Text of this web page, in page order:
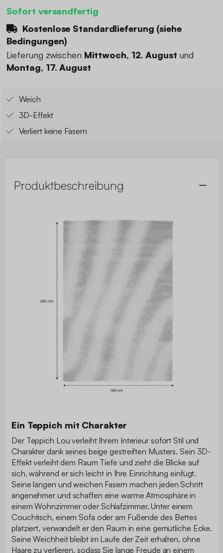
Sofort versandfertig
Kostenlose Standardlieferung (siehe
Bedingungen)
Lieferung zwischen Mittwoch, 12. August und
Montag, 17. August
Weich
3D-Effekt
Verliert keine Fasern
Produktbeschreibung
Ein Teppich mit Charakter
Der Teppich Lou verleiht Ihrem Interieur sofort Stil und
Charakter dank seines beige gestreiften Musters. Sein 3D-
Effekt verleiht dem Raum Tiefe und zieht die Blicke auf
sich, während er sich leicht in Ihre Einrichtung einfügt.
Seine langen und weichen Fasern machen jeden Schritt
angenehmer und schaffen eine warme Atmosphäre in
einem Wohnzimmer oder Schlafzimmer. Unter einem
Couchtisch, einem Sofa oder am Fußende des Bettes
platziert, verwandelt er den Raum in eine gemütliche Ecke.
Seine Weichheit bleibt im Laufe der Zeit erhalten, ohne
Haare zu verlieren, sodass Sie lange Freude an einem